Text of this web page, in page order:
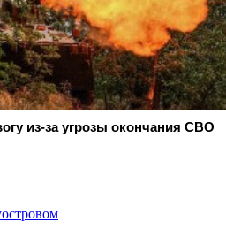
из-за угрозы окончания СВО